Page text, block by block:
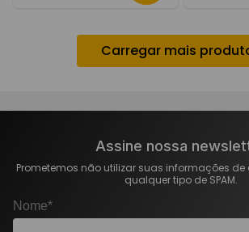
Assine nossa
Prometemos não utilizar suas informações
qualquer tipo de SPAM.
Nome*